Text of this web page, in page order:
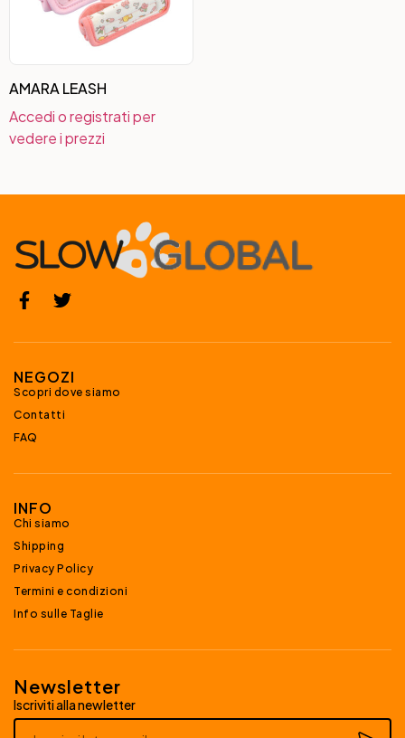
AMARA LEASH
Accedi o registrati per
vedere i prezzi
NEGOZI
Scopri dove siamo
Contatti
FAQ
INFO
Chi siamo
Shipping
Privacy Policy
Termini e condizioni
Info sulle Taglie
Newsletter
Iscriviti alla newletter